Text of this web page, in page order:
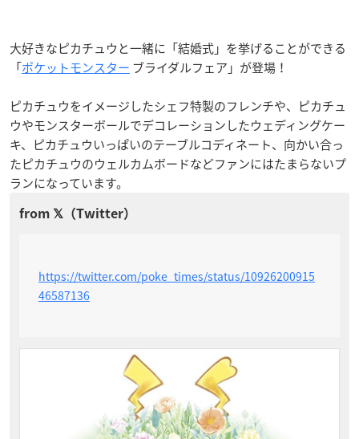
大好きなピカチュウと一緒に「結婚式」を挙げることができる
「ポケットモンスター ブライダルフェア」が登場！
ピカチュウをイメージしたシェフ特製のフレンチや、ピカチュ
ウやモンスターボールでデコレーションしたウェディングケー
キ、ピカチュウいっぱいのテーブルコディネート、向かい合っ
たピカチュウのウェルカムボードなどファンにはたまらないプ
ランになっています。
https://twitter.com/poke_times/status/10926200915
46587136